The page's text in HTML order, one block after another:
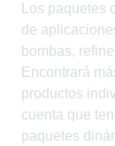
Los
de
bombas,
Encontrará
productos
cuenta que
paquetes